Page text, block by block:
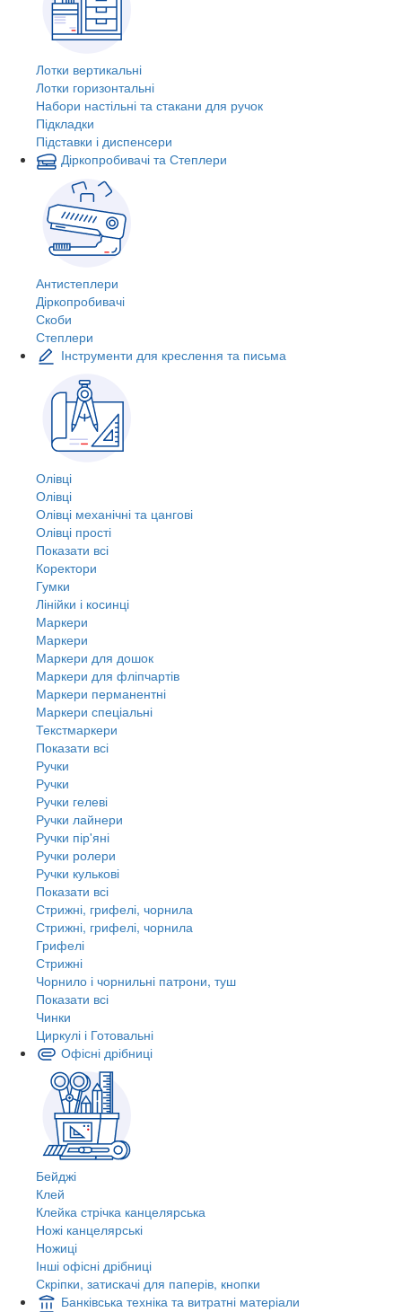
Лотки вертикальні
Лотки горизонтальні
Набори настільні та стакани для ручок
Підкладки
Підставки і диспенсери
Діркопробивачі та Степлери
Антистеплери
Діркопробивачі
Скоби
Степлери
Інструменти для креслення та письма
Олівці
Олівці
Олівці механічні та цангові
Олівці прості
Показати всі
Коректори
Гумки
Лінійки і косинці
Маркери
Маркери
Маркери для дошок
Маркери для фліпчартів
Маркери перманентні
Маркери спеціальні
Текстмаркери
Показати всі
Ручки
Ручки
Ручки гелеві
Ручки лайнери
Ручки пір'яні
Ручки ролери
Ручки кулькові
Показати всі
Стрижні, грифелі, чорнила
Стрижні, грифелі, чорнила
Грифелі
Стрижні
Чорнило і чорнильні патрони, туш
Показати всі
Чинки
Циркулі і Готовальні
Офісні дрібниці
Бейджі
Клей
Клейка стрічка канцелярська
Ножі канцелярські
Ножиці
Інші офісні дрібниці
Скріпки, затискачі для паперів, кнопки
Банківська техніка та витратні матеріали